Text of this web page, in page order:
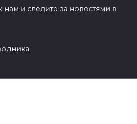
нам и следите за новостями в